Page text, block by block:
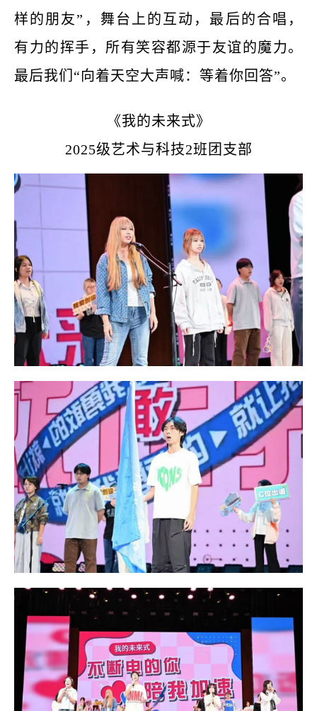
样的朋友”，舞台上的互动，最后的合唱，
有力的挥手，所有笑容都源于友谊的魔力。
最后我们“向着天空大声喊：等着你回答”。
《我的未来式》
2025级艺术与科技2班团支部